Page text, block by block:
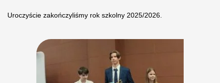
Uroczyście zakończyliśmy rok szkolny 2025/2026.